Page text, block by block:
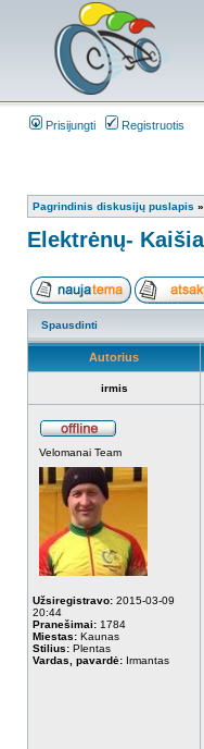
Prisijungti Registruotis
Pagrindinis diskusijų puslapis »
Elektrėnų-
Spausdinti
Autorius
irmis
Velomanai Team
Užsiregistravo: 2015-03-09
20:44
Pranešimai: 1784
Miestas: Kaunas
Stilius: Plentas
Vardas, pavardė: Irmantas